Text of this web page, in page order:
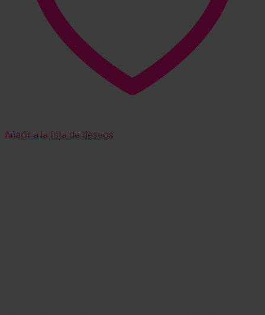
Añadir a la lista de deseos